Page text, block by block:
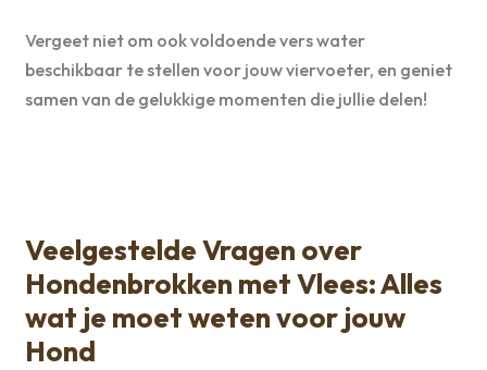
Vergeet niet om ook voldoende vers water
beschikbaar te stellen voor jouw viervoeter, en geniet
samen van de gelukkige momenten die jullie delen!
Veelgestelde Vragen over
Hondenbrokken met Vlees: Alles
wat je moet weten voor jouw
Hond